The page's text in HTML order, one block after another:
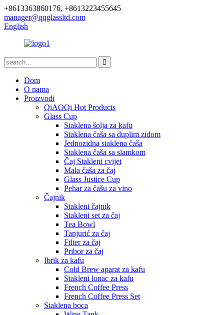
+8613363860176, +8613223455645
manager@qqglassltd.com
English
Dom
O nama
Proizvodi
QiAOQi Hot Products
Glass Cup
Staklena šolja za kafu
Staklena čaša sa duplim zidom
Jednozidna staklena čaša
Staklena čaša sa slamkom
Čaj Stakleni cvijet
Mala čaša za čaj
Glass Justice Cup
Pehar za čašu za vino
Čajnik
Stakleni čajnik
Stakleni set za čaj
Tea Bowl
Tanjurić za čaj
Filter za čaj
Pribor za čaj
Ibrik za kafu
Cold Brew aparat za kafu
Stakleni lonac za kafu
French Coffee Press
French Coffee Press Set
Staklena boca